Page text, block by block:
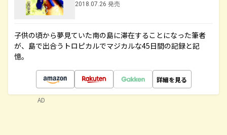
2018.07.26 発売
子供の頃から夢見ていた南の島に滞在することになった筆者
が、島で出合うトロピカルでマジカルな45日間の記録と記
憶。
詳細を見る
AD